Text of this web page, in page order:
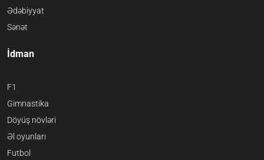
Ədəbiyyat
Sənət
İdman
F1
Gimnastika
Döyüş növləri
Əl oyunları
Futbol